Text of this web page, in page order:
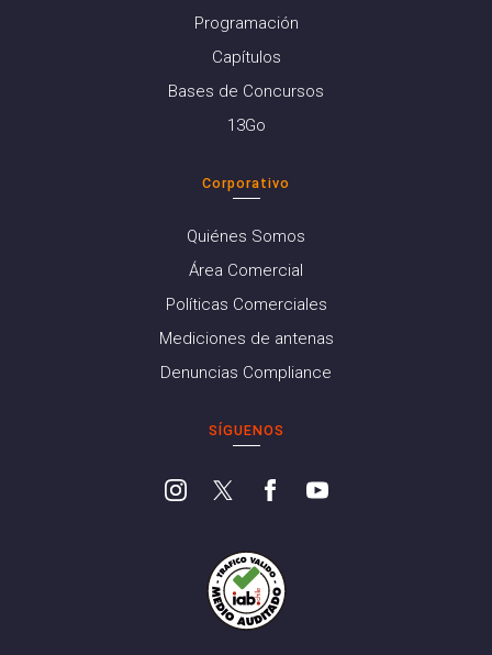
Programación
Capítulos
Bases de Concursos
13Go
Corporativo
Quiénes Somos
Área Comercial
Políticas Comerciales
Mediciones de antenas
Denuncias Compliance
SÍGUENOS